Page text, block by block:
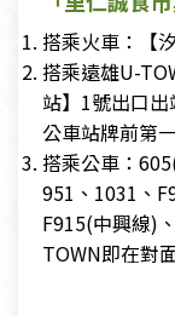
搭乘火車：【
搭乘遠雄U-
站】1號出口出
公車站牌前第
搭乘公車：
951、1031、
F915(中興線)
TOWN即在對